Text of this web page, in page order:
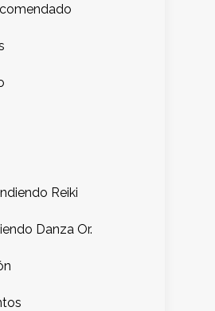
Reiki
Danza Or.